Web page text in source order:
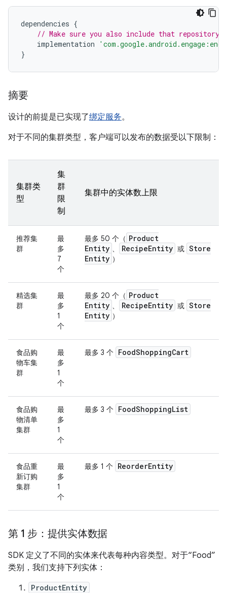
dependencies {
// Make sure you also include that
implementation
}
摘要
设计的前提是已实现了绑定服务。
对于不同的集群类型，客户端可以发布的数据受以下限制：
集群类
型
集
群
限
制
集群中的实体数上限
推荐集
群
最
多
7
个
最多 50 个（ Product
Entity 、 RecipeEntity 或 Store
Entity ）
精选集
群
最
多
1
个
最多 20 个（ Product
Entity 、 RecipeEntity 或 Store
Entity ）
食品购
物车集
群
最
多
1
个
最多 3 个 FoodShoppingCart
食品购
物清单
集群
最
多
1
个
最多 3 个 FoodShoppingList
食品重
新订购
集群
最
多
1
个
最多 1 个 ReorderEntity
第 1 步：提供实体数据
SDK 定义了不同的实体来代表每种内容类型。对于“Food”
类别，我们支持下列实体：
ProductEntity